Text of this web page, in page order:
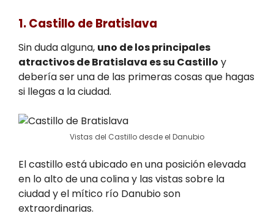
1. Castillo de Bratislava
Sin duda alguna, uno de los principales
atractivos de Bratislava es su Castillo y
debería ser una de las primeras cosas que hagas
si llegas a la ciudad.
Vistas del Castillo desde el Danubio
El castillo está ubicado en una posición elevada
en lo alto de una colina y las vistas sobre la
ciudad y el mítico río Danubio son
extraordinarias.